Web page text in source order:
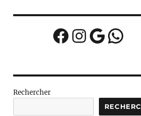
Facebook
Google
Rechercher